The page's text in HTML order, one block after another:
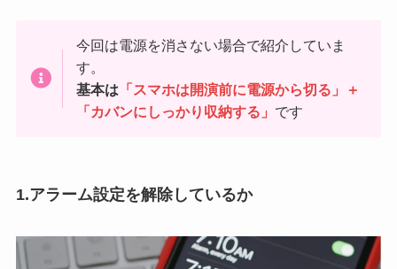
今回は電源を消さない場合で紹介していま
す。
基本は 「スマホは開演前に電源から切る」＋
「カバンにしっかり収納する」 です
1.アラーム設定を解除しているか